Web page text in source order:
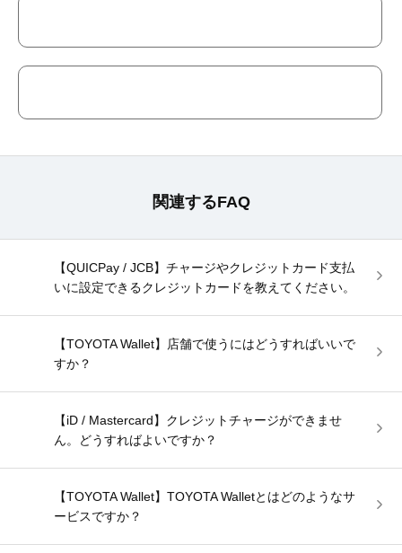
関連するFAQ
【QUICPay / JCB】チャージやクレジットカード支払
いに設定できるクレジットカードを教えてください。
【TOYOTA Wallet】店舗で使うにはどうすればいいで
すか？
【iD / Mastercard】クレジットチャージができませ
ん。どうすればよいですか？
【TOYOTA Wallet】TOYOTA Walletとはどのようなサ
ービスですか？